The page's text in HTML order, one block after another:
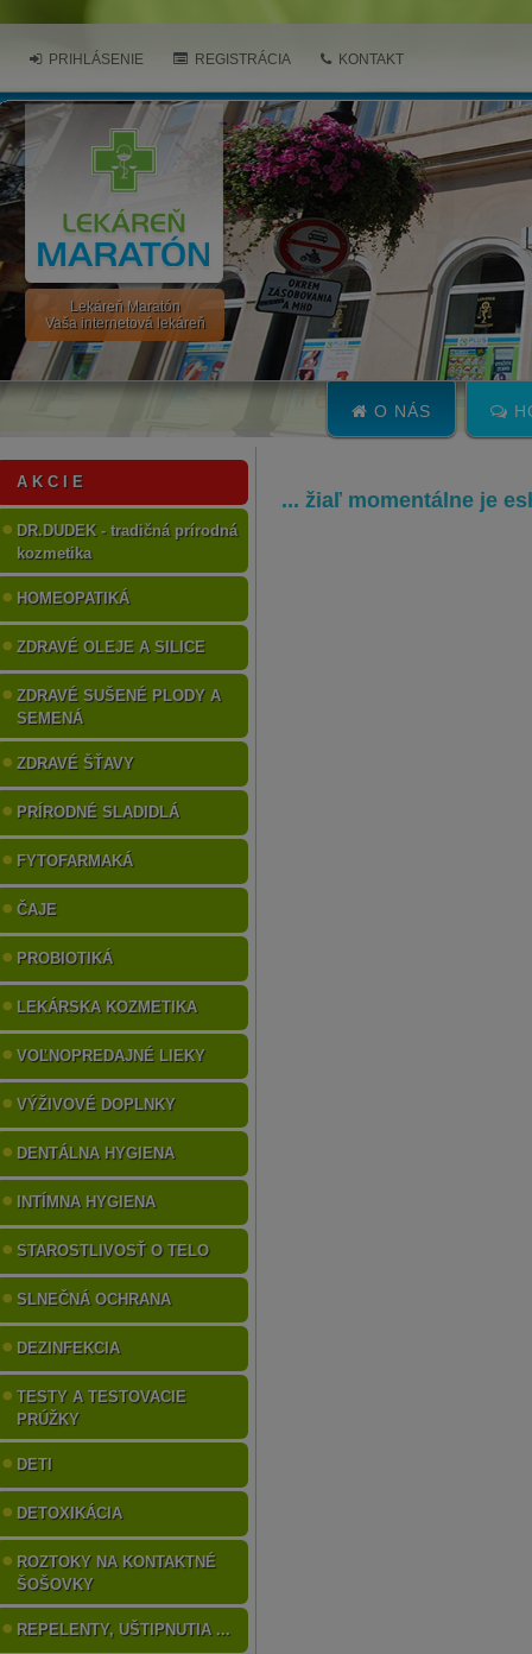
Lekáreň Maratón
Vaša internetová lekáreň
PRIHLÁSENIE REGISTRÁCIA KONTAKT
O NÁS
A K C I E
DR.DUDEK - tradičná prírodná
kozmetika
HOMEOPATIKÁ
ZDRAVÉ OLEJE A SILICE
ZDRAVÉ SUŠENÉ PLODY A
SEMENÁ
ZDRAVÉ ŠŤAVY
PRÍRODNÉ SLADIDLÁ
FYTOFARMAKÁ
ČAJE
PROBIOTIKÁ
LEKÁRSKA KOZMETIKA
VOĽNOPREDAJNÉ LIEKY
VÝŽIVOVÉ DOPLNKY
DENTÁLNA HYGIENA
INTÍMNA HYGIENA
STAROSTLIVOSŤ O TELO
SLNEČNÁ OCHRANA
DEZINFEKCIA
TESTY A TESTOVACIE
PRÚŽKY
DETI
DETOXIKÁCIA
ROZTOKY NA KONTAKTNÉ
ŠOŠOVKY
REPELENTY, UŠTIPNUTIA ...
... žiaľ momentálne je